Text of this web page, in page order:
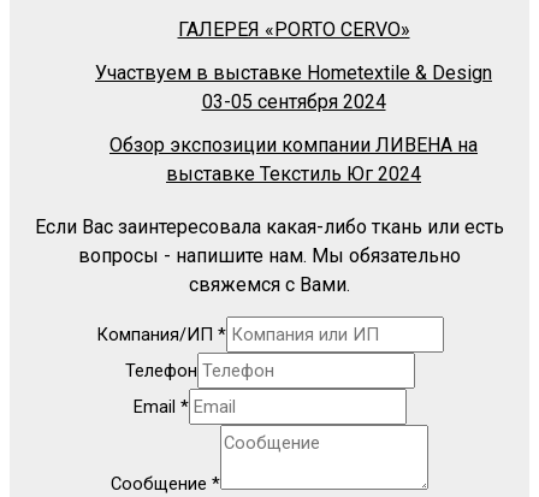
ГАЛЕРЕЯ «PORTO CERVO»
Участвуем в выставке Hometextile & Design
03-05 сентября 2024
Обзор экспозиции компании ЛИВЕНА на
выставке Текстиль Юг 2024
Если Вас заинтересовала какая-либо ткань или есть
вопросы - напишите нам. Мы обязательно
свяжемся с Вами.
Компания/ИП *
Телефон
Email *
Сообщение *